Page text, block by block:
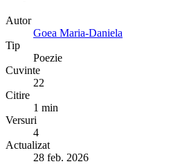
Autor
Goea Maria-Daniela
Tip
Poezie
Cuvinte
22
Citire
1 min
Versuri
4
Actualizat
28 feb. 2026